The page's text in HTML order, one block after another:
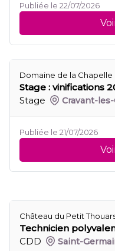
Publiée le 22/07/2026
Domaine de la Chapelle
Stage : vinifications
Stage
Cravant-
Publiée le 21/07/2026
Château du Petit
Technicien
CDD
Saint-